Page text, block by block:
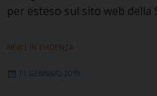
per esteso sul sito web della
NEWS IN EVIDENZA
11 GENNAIO 2019